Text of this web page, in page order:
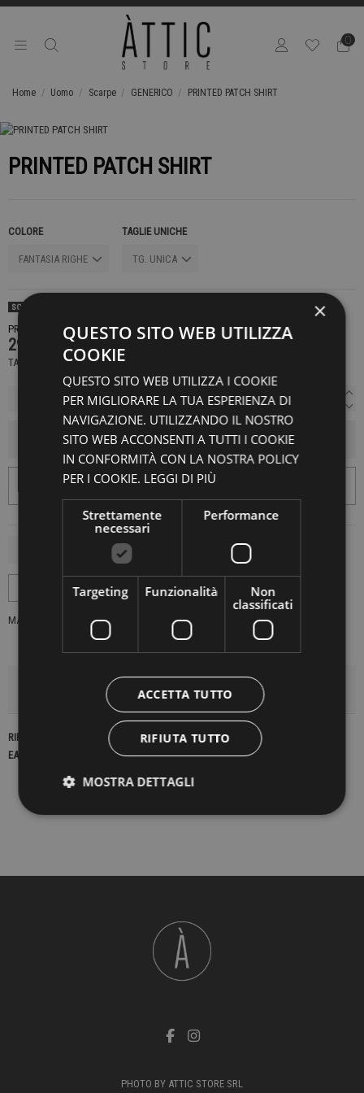
0
Home Uomo Scarpe GENERICO PRINTED PATCH SHIRT
PRINTED PATCH SHIRT
COLORE TAGLIE UNICHE
SOLD OUT
PRODOTTO NON DISPONIBILE CONTATTACI PER SAPERE DI PIÙ
299,00 €
TASSE INCLUSE
AGGIUNGI AL CARRELLO
MARCA: FELIUX CULPA
DETTAGLI DEL PRODOTTO
RIFERIMENTO
EAN13
PHOTO BY ATTIC STORE SRL
×
QUESTO SITO WEB UTILIZZA
COOKIE
QUESTO SITO WEB UTILIZZA I COOKIE
PER MIGLIORARE LA TUA ESPERIENZA DI
NAVIGAZIONE. UTILIZZANDO IL NOSTRO
SITO WEB ACCONSENTI A TUTTI I COOKIE
IN CONFORMITÀ CON LA NOSTRA POLICY
PER I COOKIE. LEGGI DI PIÙ
Strettamente
necessari
Performance
Targeting Funzionalità
Non
classificati
ACCETTA TUTTO
RIFIUTA TUTTO
MOSTRA DETTAGLI